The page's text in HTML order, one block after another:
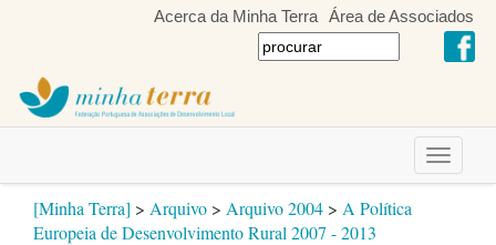
Acerca da Minha Terra Área de Associados
Toggle
[Minha Terra] > Arquivo > Arquivo 2004 > A Política
Europeia de Desenvolvimento Rural 2007 - 2013